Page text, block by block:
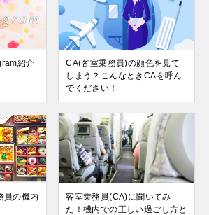
紹介
CA(客室乗務員)の顔色を見て
しまう？こんなときCAを呼ん
でください！
員の機内
客室乗務員(CA)に聞いてみ
た！機内での正しい過ごし方と